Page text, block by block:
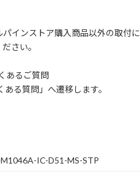
インストア購入商品以外の取付に
さい。
あるご質問
る質問」へ遷移します。
IC-D51-MS-STP